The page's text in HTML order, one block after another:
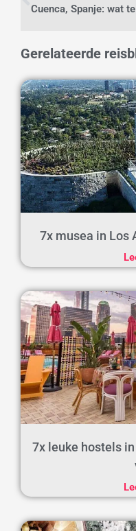
Gerelateerde
7x musea in Los
7x leuke hostels